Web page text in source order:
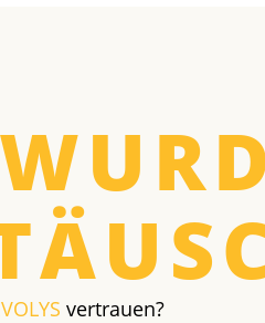
vertrauen?